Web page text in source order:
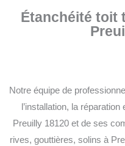
Étanchéité toit
Notre équipe de
l’installation, la
Preuilly 18120 et de ses
rives, gouttières, solins à